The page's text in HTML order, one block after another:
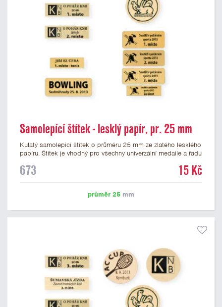
Samolepící štítek - lesklý papír, pr. 25 mm
Kulatý samolepicí štítek o průměru 25 mm ze zlatého lesklého
papíru. Štítek je vhodný pro všechny univerzální medaile a řadu
mm. Na štítek je možné vytisknout logo nebo text dle vašeho
673 15 Kč
průměr 25 mm